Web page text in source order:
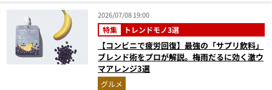
2026/07/08 19:00
特集 トレンドモノ3選
【コンビニで疲労回復】最強の「サプリ飲料」
ブレンド術をプロが解説。梅雨だるに効く激ウ
マアレンジ3選
グルメ